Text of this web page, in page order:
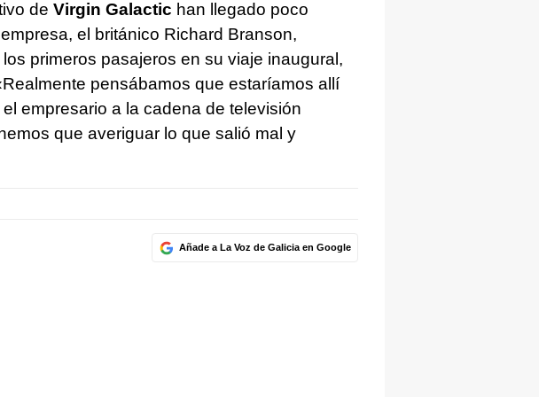
de Virgin Galactic han llegado poco
el británico Richard Branson,
primeros pasajeros en su viaje inaugural,
pensábamos que estaríamos allí
empresario a la cadena de televisión
que averiguar lo que salió mal y
Añade a La Voz de Galicia en Google